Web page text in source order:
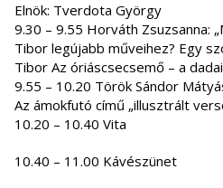
Elnök: Tverdota György
9.30 – 9.55 Horváth Zsuzsanna:
Tibor legújabb műveihez? Egy
Tibor Az óriáscsecsemő – a
9.55 – 10.20 Török Sándor
Az ámokfutó című „illusztrált
10.20 – 10.40 Vita
10.40 – 11.00 Kávészünet